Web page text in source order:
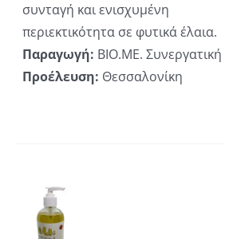
συνταγή και ενισχυμένη
περιεκτικότητα σε φυτικά έλαια.
Παραγωγή: ΒΙΟ.ΜΕ. Συνεργατική
Προέλευση: Θεσσαλονίκη